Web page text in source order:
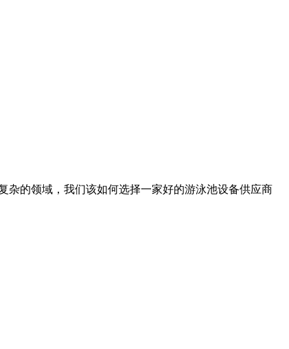
杂的领域，我们该如何选择一家好的游泳池设备供应商